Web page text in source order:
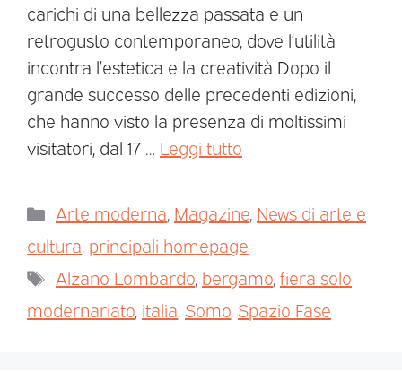
carichi di una bellezza passata e un
retrogusto contemporaneo, dove l’utilità
incontra l’estetica e la creatività Dopo il
grande successo delle precedenti edizioni,
che hanno visto la presenza di moltissimi
visitatori, dal 17 … Leggi tutto
Arte moderna Magazine News di arte e
cultura principali homepage
Alzano Lombardo bergamo fiera solo
modernariato italia Somo Spazio Fase